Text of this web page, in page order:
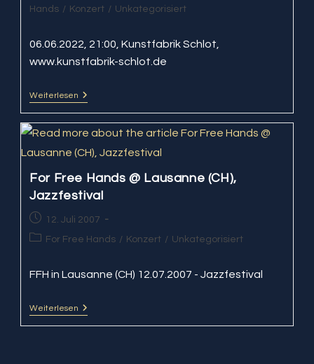
Kategorie:
Hands / Konzert / Unkategorisiert
06.06.2022, 21:00, Kunstfabrik Schlot,
www.kunstfabrik-schlot.de
Weiterlesen For
@
Schlot
For Free Hands @ Lausanne (CH),
Jazzfestival
Beitrag
veröffentlicht:
12. Juli 2007
Beitrags-
For Free Hands / Konzert / Unkategorisiert
FFH in Lausanne (CH) 12.07.2007 - Jazzfestival
Weiterlesen For